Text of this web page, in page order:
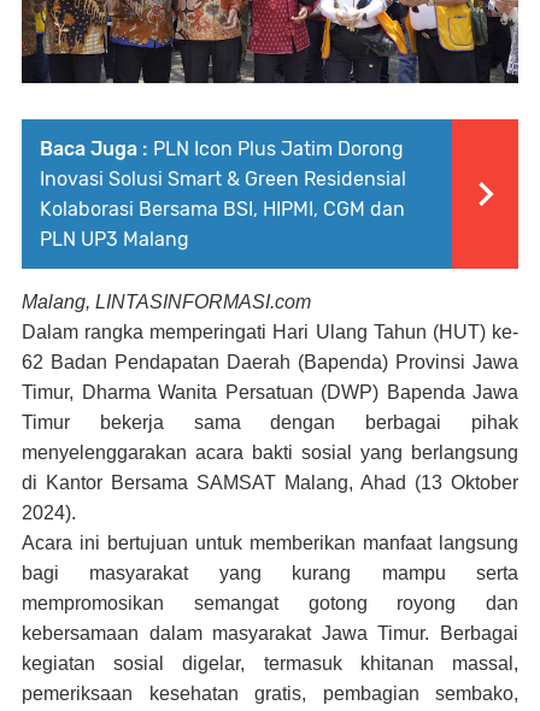
Baca Juga : PLN Icon Plus Jatim Dorong
Inovasi Solusi Smart & Green Residensial
Kolaborasi Bersama BSI, HIPMI, CGM dan
PLN UP3 Malang
Malang, LINTASINFORMASI.com
Dalam rangka memperingati Hari Ulang Tahun (HUT) ke-
62 Badan Pendapatan Daerah (Bapenda) Provinsi Jawa
Timur, Dharma Wanita Persatuan (DWP) Bapenda Jawa
Timur bekerja sama dengan berbagai pihak
menyelenggarakan acara bakti sosial yang berlangsung
di Kantor Bersama SAMSAT Malang, Ahad (13 Oktober
2024).
Acara ini bertujuan untuk memberikan manfaat langsung
bagi masyarakat yang kurang mampu serta
mempromosikan semangat gotong royong dan
kebersamaan dalam masyarakat Jawa Timur. Berbagai
kegiatan sosial digelar, termasuk khitanan massal,
pemeriksaan kesehatan gratis, pembagian sembako,